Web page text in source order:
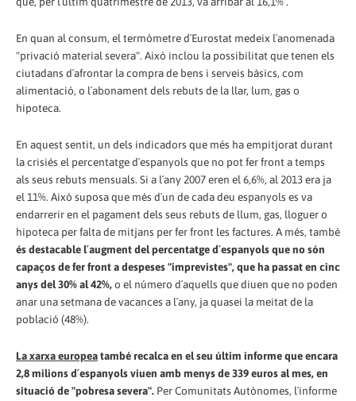
En quan al consum, el termòmetre d´Eurostat medeix l´anomenada
"privació material severa". Això inclou la possibilitat que tenen els
ciutadans d´afrontar la compra de bens i serveis bàsics, com
alimentació, o l´abonament dels rebuts de la llar, lum, gas o
hipoteca.
En aquest sentit, un dels indicadors que més ha empitjorat durant
la crisiés el percentatge d´espanyols que no pot fer front a temps
als seus rebuts mensuals. Si a l´any 2007 eren el 6,6%, al 2013 era ja
el 11%. Això suposa que més d´un de cada deu espanyols es va
endarrerir en el pagament dels seus rebuts de llum, gas, lloguer o
hipoteca per falta de mitjans per fer front les factures. A més, també
és destacable l´augment del percentatge d´espanyols que no són
capaços de fer front a despeses "imprevistes", que ha passat en cinc
anys del 30% al 42%,o el número d´aquells que diuen que no poden
anar una setmana de vacances a l´any, ja quasei la meitat de la
població (48%).
La xarxa europeatambé recalca en el seu últim informe que encara
2,8 milions d´espanyols viuen amb menys de 339 euros al mes, en
situació de "pobresa severa". Per Comunitats Autònomes, l´informe